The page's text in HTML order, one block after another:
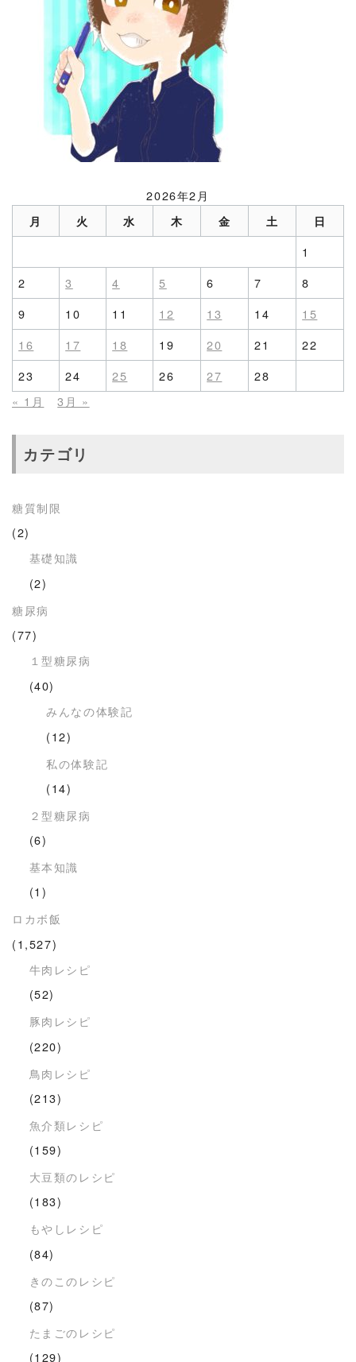
2026年2月
月 火 水 木 金 土 日
1
2
3 4 5 6 7
8
9
10 11 12 13 14
15
16
17 18 19 20 21
22
23
24 25 26 27
28
« 1月
3月 »
カテゴリ
糖質制限
(2)
基礎知識
(2)
糖尿病
(77)
１型糖尿病
(40)
みんなの体験記
(12)
私の体験記
(14)
２型糖尿病
(6)
基本知識
(1)
ロカボ飯
(1,527)
牛肉レシピ
(52)
豚肉レシピ
(220)
鳥肉レシピ
(213)
魚介類レシピ
(159)
大豆類のレシピ
(183)
もやしレシピ
(84)
きのこのレシピ
(87)
たまごのレシピ
(129)